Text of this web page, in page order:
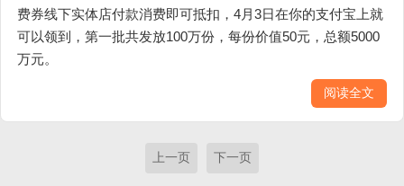
费券线下实体店付款消费即可抵扣，4月3日在你的支付宝上就
可以领到，第一批共发放100万份，每份价值50元，总额5000
万元。
阅读全文
上一页 下一页